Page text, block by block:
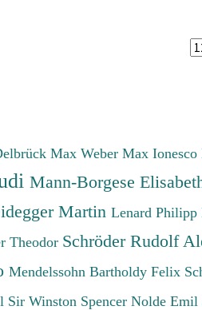
MaxWeber Max
Mann-Borgese
Martin Lenard Philipp
Theodor Schröder Rudolf
Mendelssohn Bartholdy Felix
Sir Winston Spencer Nolde Emil